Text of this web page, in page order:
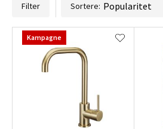
Filter Sortere:
Kampagne